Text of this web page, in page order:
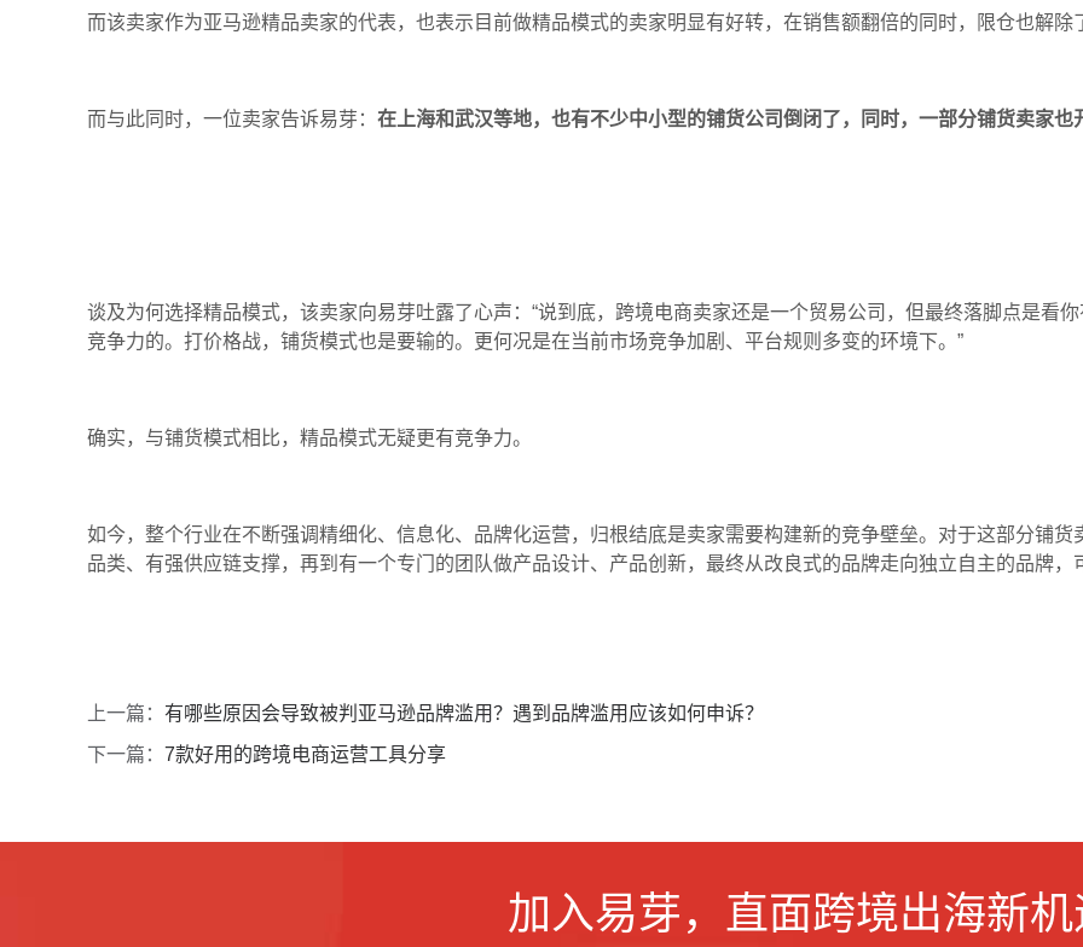
而该卖家作为亚马逊精品卖家的代表，也表示目前做精品模式的卖家明显有好转， 在销售额翻倍的同时，限仓也解除
而与此同时， 一位卖家告诉易芽 ： 在上海和武汉等地，也有不少中小型的铺货公司倒闭了，同时，一部分铺货卖家也
谈及为何选择精品模式， 该卖家向易芽吐露了心声 ： “说到底，跨境电商卖家还是一个贸易公司，但最终落脚点是看你
竞争力的。打价格战，铺货模式也是要输的。更何况是在当前市场竞争加剧、平台规则多变的环境下。 ”
确实 ， 与铺货模式相比 ， 精品模式无疑更有竞争力。
如今，整个行业在不断强调精细化、信息化、品牌化运营，归根结底是卖家需要构建新的竞争壁垒。 对于这部分铺货
品类、有强供应链支撑，再到有一个专门的团队做产品设计、产品创新，最终从改良式的品牌走向独立自主的品牌，
上一篇： 有哪些原因会导致被判亚马逊品牌滥用？遇到品牌滥用应该如何申诉？
下一篇： 7款好用的跨境电商运营工具分享
加入易芽，直面跨境出海新机